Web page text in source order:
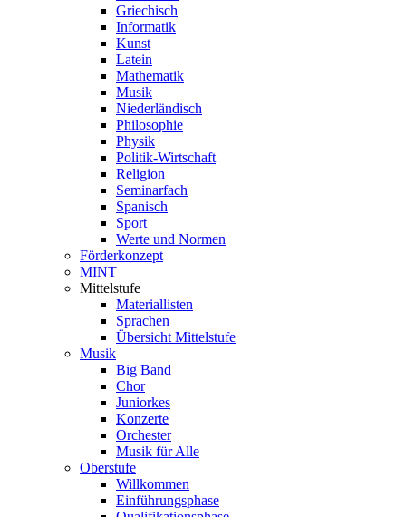
Griechisch
Informatik
Kunst
Latein
Mathematik
Musik
Niederländisch
Philosophie
Physik
Politik-Wirtschaft
Religion
Seminarfach
Spanisch
Sport
Werte und Normen
Förderkonzept
MINT
Mittelstufe
Materiallisten
Sprachen
Übersicht Mittelstufe
Musik
Big Band
Chor
Juniorkes
Konzerte
Orchester
Musik für Alle
Oberstufe
Willkommen
Einführungsphase